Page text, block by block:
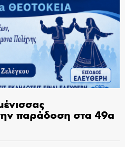
παράδοση στα 49α